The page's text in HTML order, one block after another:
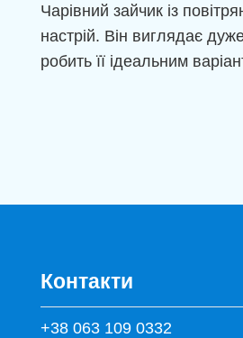
Чарівний зайчик із
настрій. Він виглядає
робить її ідеальним
Контакти
+38 063 109 0332